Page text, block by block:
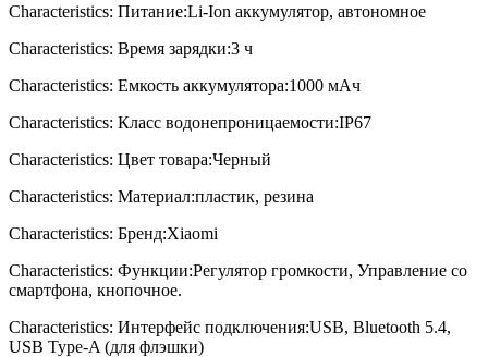
Characteristics: Питание:Li-Ion аккумулятор, автономное
Characteristics: Время зарядки:3 ч
Characteristics: Емкость аккумулятора:1000 мАч
Characteristics: Класс водонепроницаемости:IP67
Characteristics: Цвет товара:Черный
Characteristics: Материал:пластик, резина
Characteristics: Бренд:Xiaomi
Characteristics: Функции:Регулятор громкости, Управление со
смартфона, кнопочное.
Characteristics: Интерфейс подключения:USB, Bluetooth 5.4,
USB Type-A (для флэшки)